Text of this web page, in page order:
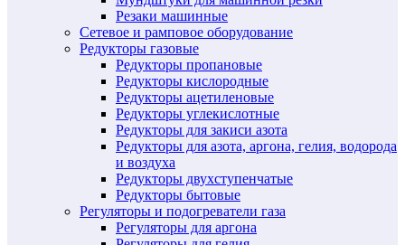
Резаки машинные
Сетевое и рамповое оборудование
Редукторы газовые
Редукторы пропановые
Редукторы кислородные
Редукторы ацетиленовые
Редукторы углекислотные
Редукторы для закиси азота
Редукторы для азота, аргона, гелия, водорода
и воздуха
Редукторы двухступенчатые
Редукторы бытовые
Регуляторы и подогреватели газа
Регуляторы для аргона